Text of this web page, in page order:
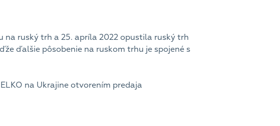
na ruský trh a 25. apríla 2022 opustila ruský trh
ďalšie pôsobenie na ruskom trhu je spojené s
na Ukrajine otvorením predaja